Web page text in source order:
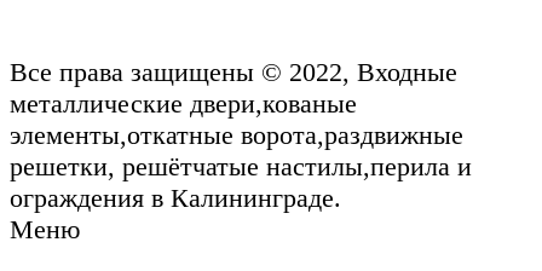
Все права защищены © 2022, Входные
металлические двери,кованые
элементы,откатные ворота,раздвижные
решетки, решётчатые настилы,перила и
ограждения в Калининграде.
Меню